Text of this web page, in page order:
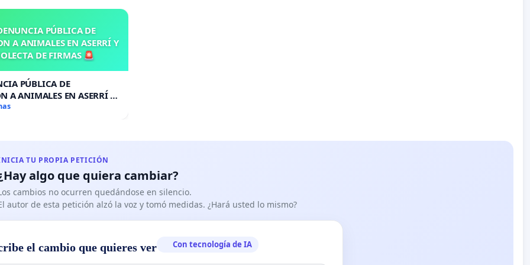
PÚBLICA DE
A ANIMALES EN ASERRÍ Y
DE FIRMAS 🚨
PÚBLICA DE
A ANIMALES EN ASERRÍ Y
DE FIRMAS 🚨
TU PROPIA PETICIÓN
algo que quiera cambiar?
cambios no ocurren quedándose en silencio.
autor de esta petición alzó la voz y tomó medidas. ¿Hará usted lo mismo?
el cambio que quieres ver Con tecnología de IA